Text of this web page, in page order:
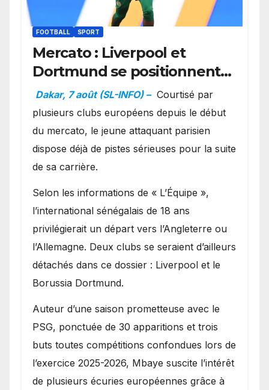
FOOTBALL SPORT
Mercato : Liverpool et
Dortmund se positionnent
en favoris pour recruter
Ibrahim Mbaye
Dakar, 7 août (SL-INFO) – Courtisé par
plusieurs clubs européens depuis le début
du mercato, le jeune attaquant parisien
dispose déjà de pistes sérieuses pour la suite
de sa carrière.
Selon les informations de « L’Équipe »,
l’international sénégalais de 18 ans
privilégierait un départ vers l’Angleterre ou
l’Allemagne. Deux clubs se seraient d’ailleurs
détachés dans ce dossier : Liverpool et le
Borussia Dortmund.
Auteur d’une saison prometteuse avec le
PSG, ponctuée de 30 apparitions et trois
buts toutes compétitions confondues lors de
l’exercice 2025-2026, Mbaye suscite l’intérêt
de plusieurs écuries européennes grâce à